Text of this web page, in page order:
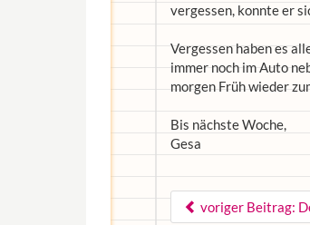
vergessen, konnte er
Vergessen haben es
immer noch im Auto
morgen Früh wieder
Bis nächste Woche,
Gesa
voriger Beitrag: